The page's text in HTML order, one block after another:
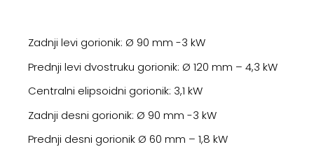
Zadnji levi gorionik: Ø 90 mm -3 kW
Prednji levi dvostruku gorionik: Ø 120 mm – 4,3 kW
Centralni elipsoidni gorionik: 3,1 kW
Zadnji desni gorionik: Ø 90 mm -3 kW
Prednji desni gorionik Ø 60 mm – 1,8 kW